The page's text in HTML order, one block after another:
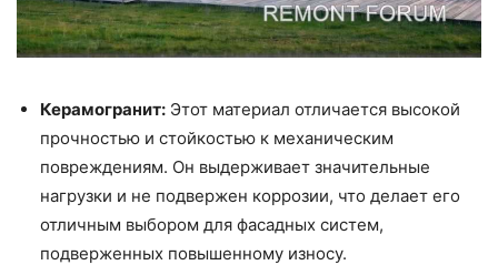
Керамогранит: Этот материал отличается высокой
прочностью и стойкостью к механическим
повреждениям. Он выдерживает значительные
нагрузки и не подвержен коррозии, что делает его
отличным выбором для фасадных систем,
подверженных повышенному износу.